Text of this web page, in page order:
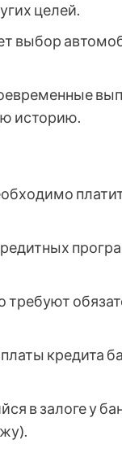
целей.
выбор
историю.
требуют
кредита
в залоге у